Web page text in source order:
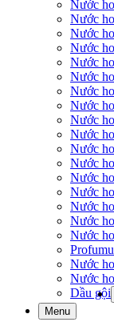
Nước
Nước
Nước
Nước
Nước
Nước
Nước
Nước
Nước
Nước
Nước
Nước
Nước
Nước
Nước
Nước
Nước
Nước
Nước
Dầu gội
Menu